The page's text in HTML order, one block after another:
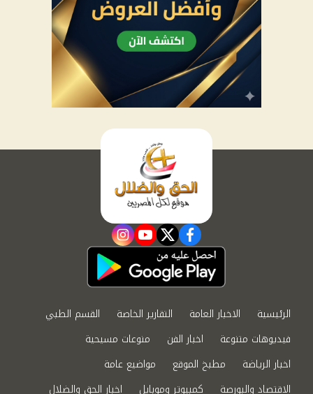
facebook
twitter
youtube
instagram
الرئيسية الاخبار العامة التقارير الخاصة
القسم الطبي
فيديوهات متنوعة
اخبار الفن
منوعات مسيحية
اخبار الرياضة
مطبخ الموقع
مواضيع عامة
الاقتصاد والبورصة
كمبيوتر وموبايل اخبار الحق والضلال